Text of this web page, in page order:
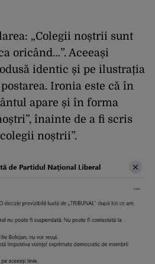
„Colegii noștrii sunt
oricând…”. Aceeași
identic și pe ilustrația
Ironia este că în
apare și în forma
înainte de a fi scris
noștrii”.